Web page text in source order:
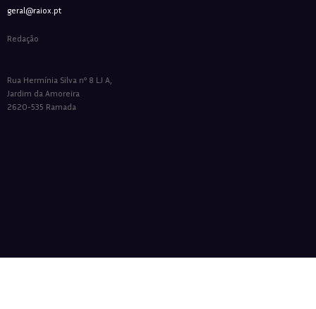
geral@raiox.pt
Redação
Rua Hermínia Silva nº 8 LJ A,
Jardim da Amoreira
2620-535 Ramada